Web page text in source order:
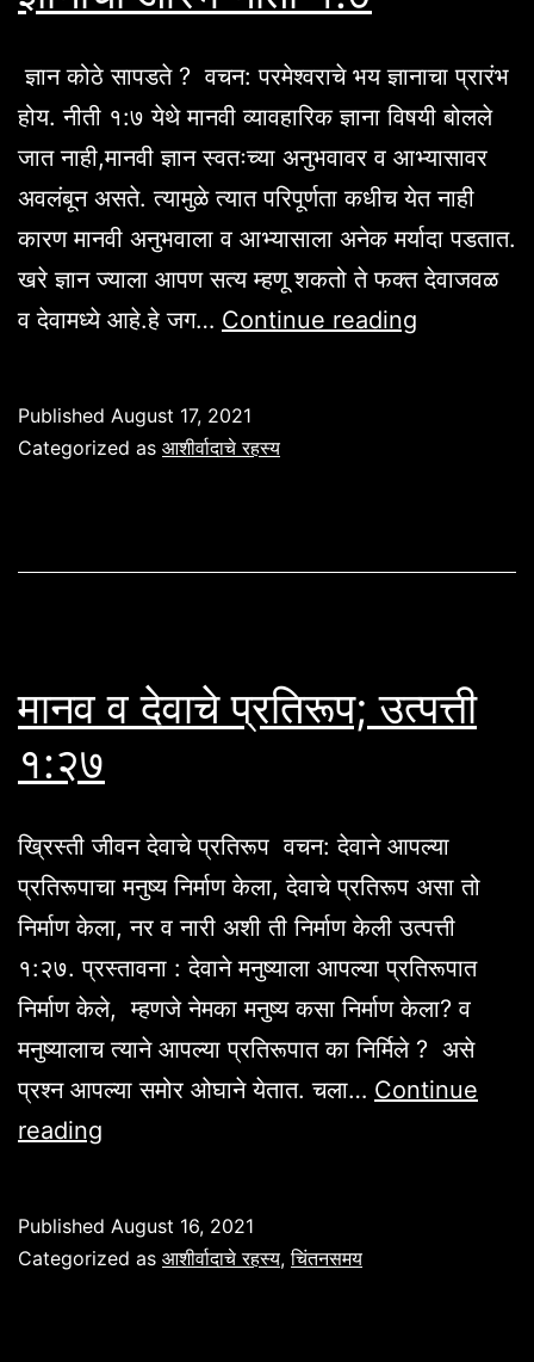
ज्ञान कोठे सापडते ? वचन: परमेश्वराचे भय ज्ञानाचा प्रारंभ
होय. नीती १:७ येथे मानवी व्यावहारिक ज्ञाना विषयी बोलले
जात नाही,मानवी ज्ञान स्वतःच्या अनुभवावर व आभ्यासावर
अवलंबून असते. त्यामुळे त्यात परिपूर्णता कधीच येत नाही
कारण मानवी अनुभवाला व आभ्यासाला अनेक मर्यादा पडतात.
खरे ज्ञान ज्याला आपण सत्य म्हणू शकतो ते फक्त देवाजवळ
व देवामध्ये आहे.हे जग… Continue reading
Published August 17, 2021
Categorized as आशीर्वादाचे रहस्य
मानव व देवाचे प्रतिरूप; उत्पत्ती
१:२७
ख्रिस्ती जीवन देवाचे प्रतिरूप वचन: देवाने आपल्या
प्रतिरूपाचा मनुष्य निर्माण केला, देवाचे प्रतिरूप असा तो
निर्माण केला, नर व नारी अशी ती निर्माण केली उत्पत्ती
१:२७. प्रस्तावना : देवाने मनुष्याला आपल्या प्रतिरूपात
निर्माण केले, म्हणजे नेमका मनुष्य कसा निर्माण केला? व
मनुष्यालाच त्याने आपल्या प्रतिरूपात का निर्मिले ? असे
प्रश्न आपल्या समोर ओघाने येतात. चला… Continue
reading
प्रतिरूप;
Published August 16, 2021
Categorized as आशीर्वादाचे रहस्य,चिंतनसमय